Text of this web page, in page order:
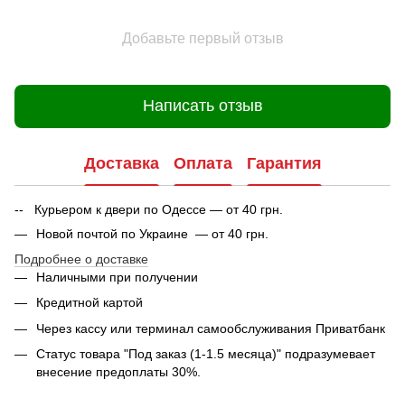
Добавьте первый отзыв
Написать отзыв
Доставка Оплата Гарантия
-- Курьером к двери по Одессе — от 40 грн.
Новой почтой по Украине — от 40 грн.
Подробнее о доставке
Наличными при получении
Кредитной картой
Через кассу или терминал самообслуживания Приватбанк
Статус товара "Под заказ (1-1.5 месяца)" подразумевает
внесение предоплаты 30%.